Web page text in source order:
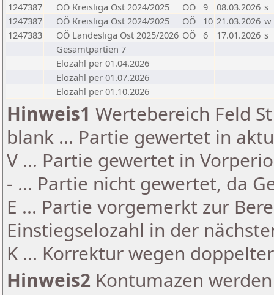
1247387
OÖ Kreisliga Ost 2024/2025 OÖ 9 08.03.2026 s
1247387
OÖ Kreisliga Ost 2024/2025 OÖ 10 21.03.2026 w
1247383
OÖ Landesliga Ost 2025/2026 OÖ 6 17.01.2026 s
Gesamtpartien 7
Elozahl per 01.04.2026
Elozahl per 01.07.2026
Elozahl per 01.10.2026
Hinweis1 Wertebereich Feld
blank ... Partie gewertet in
V ... Partie gewertet in
- ... Partie nicht gewertet, da
E ... Partie vorgemerkt zur
Einstiegselozahl in der
K ... Korrektur wegen
Hinweis2 Kontumazen